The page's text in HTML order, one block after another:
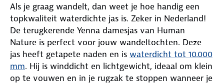
Als je graag wandelt, dan weet je hoe handig een
topkwaliteit waterdichte jas is. Zeker in Nederland!
De terugkerende Yenna damesjas van Human
Nature is perfect voor jouw wandeltochten. Deze
jas heeft getapete naden en is waterdicht tot 10.000
mm. Hij is winddicht en lichtgewicht, ideaal om klein
op te vouwen en in je rugzak te stoppen wanneer je